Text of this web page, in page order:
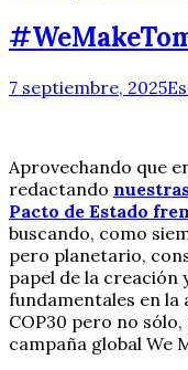
7 septiembre, 2025
Aprovechando que
redactando
Pacto de Estado
buscando, como
pero planetario,
papel de la creación
fundamentales en la
COP30 pero no
campaña global We